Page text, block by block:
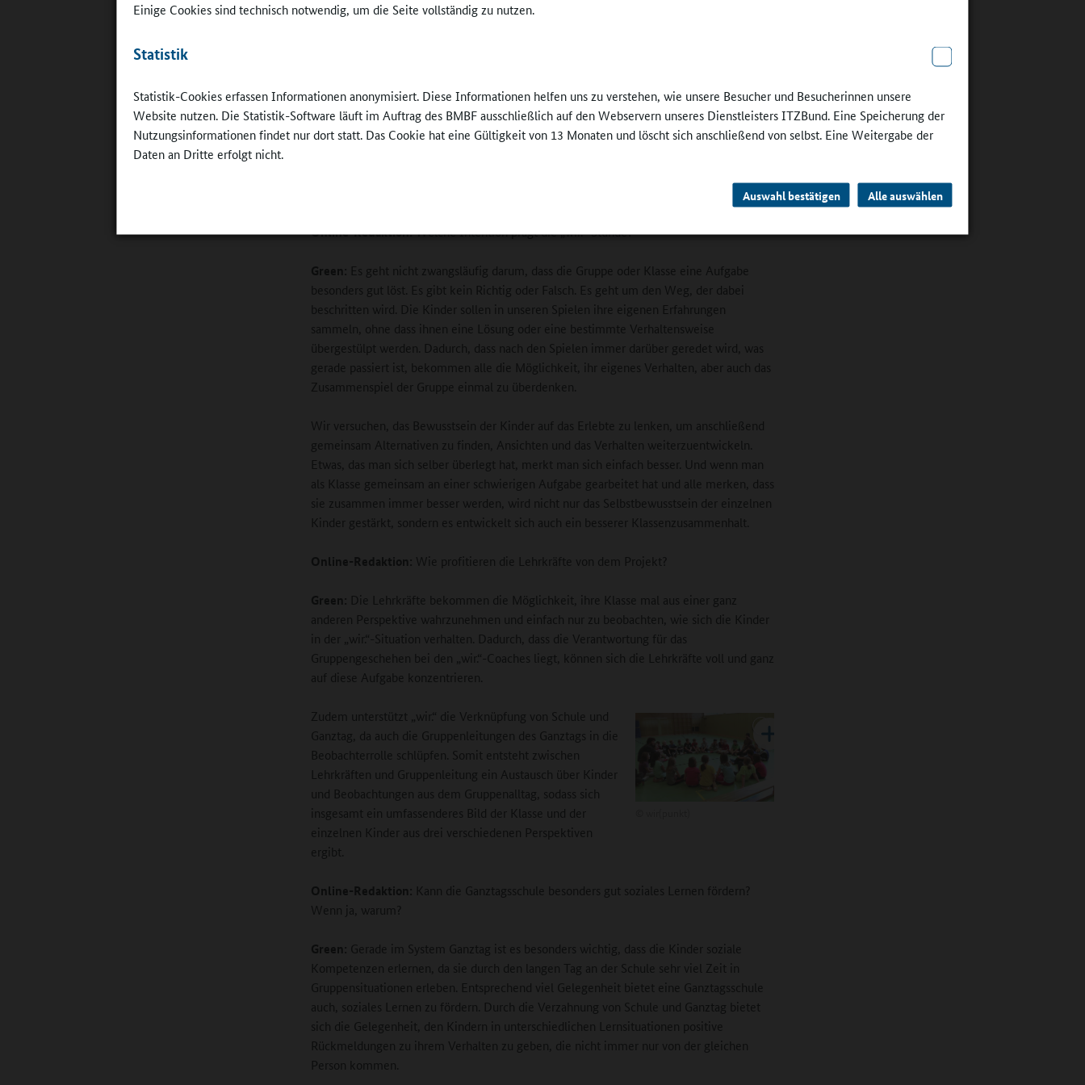
Einige Cookies sind technisch notwendig, um die Seite vollständig zu nutzen.
Statistik
Statistik-Cookies erfassen Informationen anonymisiert. Diese Informationen helfen uns zu verstehen, wie unsere Besucher und Besucherinnen unsere
Website nutzen. Die Statistik-Software läuft im Auftrag des BMBF ausschließlich auf den Webservern unseres Dienstleisters ITZBund. Eine Speicherung der
Nutzungsinformationen findet nur dort statt. Das Cookie hat eine Gültigkeit von 13 Monaten und löscht sich anschließend von selbst. Eine Weitergabe der
Daten an Dritte erfolgt nicht.
Auswahl bestätigen Alle auswählen
einer Klasse gemeinsam Erfahrungen zu sammeln, älter zu
Stunden sind deshalb immer bewegungsintensiv, allerdings
auf eine andere Art, als die Kinder es aus dem
Sportunterricht kennen. Die Bewegung ist eher Mittel zum Zweck. Wir versuchen damit
wir uns zusammen und haben Zeit, uns über das, was gerade passiert ist, zu unterhalten.
Online-Redaktion:Welche Intention prägt die „wir.“-Stunde?
Green: Es geht nicht zwangsläufig darum, dass die Gruppe oder Klasse eine Aufgabe
besonders gut löst. Es gibt kein Richtig oder Falsch. Es geht um den Weg, der dabei
beschritten wird. Die Kinder sollen in unseren Spielen ihre eigenen Erfahrungen
sammeln, ohne dass ihnen eine Lösung oder eine bestimmte Verhaltensweise
übergestülpt werden. Dadurch, dass nach den Spielen immer darüber geredet wird, was
gerade passiert ist, bekommen alle die Möglichkeit, ihr eigenes Verhalten, aber auch das
Zusammenspiel der Gruppe einmal zu überdenken.
Wir versuchen, das Bewusstsein der Kinder auf das Erlebte zu lenken, um anschließend
gemeinsam Alternativen zu finden, Ansichten und das Verhalten weiterzuentwickeln.
Etwas, das man sich selber überlegt hat, merkt man sich einfach besser. Und wenn man
als Klasse gemeinsam an einer schwierigen Aufgabe gearbeitet hat und alle merken, dass
sie zusammen immer besser werden, wird nicht nur das Selbstbewusstsein der einzelnen
Kinder gestärkt, sondern es entwickelt sich auch ein besserer Klassenzusammenhalt.
Online-Redaktion: Wie profitieren die Lehrkräfte von dem Projekt?
Green: Die Lehrkräfte bekommen die Möglichkeit, ihre Klasse mal aus einer ganz
anderen Perspektive wahrzunehmen und einfach nur zu beobachten, wie sich die Kinder
in der „wir.“-Situation verhalten. Dadurch, dass die Verantwortung für das
Gruppengeschehen bei den „wir.“-Coaches liegt, können sich die Lehrkräfte voll und ganz
auf diese Aufgabe konzentrieren.
Zudem unterstützt „wir.“ die Verknüpfung von Schule und
Ganztag, da auch die Gruppenleitungen des Ganztags in die
Beobachterrolle schlüpfen. Somit entsteht zwischen
Lehrkräften und Gruppenleitung ein Austausch über Kinder
und Beobachtungen aus dem Gruppenalltag, sodass sich
insgesamt ein umfassenderes Bild der Klasse und der
einzelnen Kinder aus drei verschiedenen Perspektiven
ergibt.
Online-Redaktion: Kann die Ganztagsschule besonders gut soziales Lernen fördern?
Wenn ja, warum?
Green: Gerade im System Ganztag ist es besonders wichtig, dass die Kinder soziale
Kompetenzen erlernen, da sie durch den langen Tag an der Schule sehr viel Zeit in
Gruppensituationen erleben. Entsprechend viel Gelegenheit bietet eine Ganztagsschule
auch, soziales Lernen zu fördern. Durch die Verzahnung von Schule und Ganztag bietet
sich die Gelegenheit, den Kindern in unterschiedlichen Lernsituationen positive
Rückmeldungen zu ihrem Verhalten zu geben, die nicht immer nur von der gleichen
Person kommen.